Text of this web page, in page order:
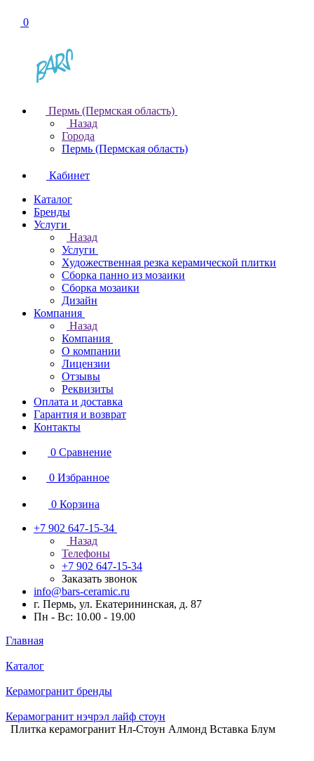
0
Пермь (Пермская область)
Назад
Города
Пермь (Пермская область)
Кабинет
Каталог
Бренды
Услуги
Назад
Услуги
Художественная резка керамической плитки
Сборка панно из мозаики
Сборка мозаики
Дизайн
Компания
Назад
Компания
О компании
Лицензии
Отзывы
Реквизиты
Оплата и доставка
Гарантия и возврат
Контакты
0 Сравнение
0 Избранное
0 Корзина
+7 902 647-15-34
Назад
Телефоны
+7 902 647-15-34
Заказать звонок
info@bars-ceramic.ru
г. Пермь, ул. Екатерининская, д. 87
Пн - Вс: 10.00 - 19.00
Главная
Каталог
Керамогранит бренды
Керамогранит нэчрэл лайф стоун
Плитка керамогранит Нл-Стоун Алмонд Вставка Блум